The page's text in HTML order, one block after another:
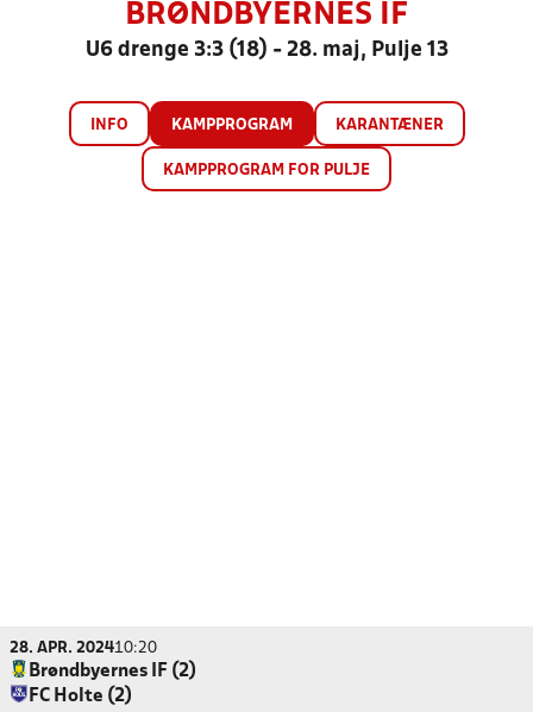
BRØNDBYERNES IF
U6 drenge 3:3 (18) - 28. maj, Pulje 13
INFO KAMPPROGRAM KARANTÆNER
KAMPPROGRAM FOR PULJE
28. APR. 202410:20
Brøndbyernes IF (2)
FC Holte (2)